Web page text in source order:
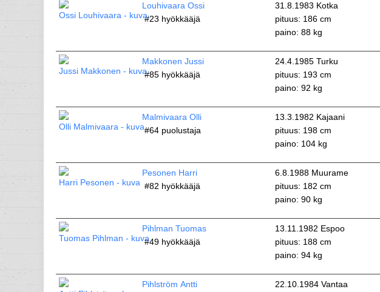
Louhivaara Ossi
#23 hyökkääjä
31.8.1983 Kotka
pituus: 186 cm
paino: 88 kg
Makkonen Jussi
#85hyökkääjä
24.4.1985 Turku
pituus: 193 cm
paino: 92 kg
Malmivaara Olli
#64puolustaja
13.3.1982 Kajaani
pituus: 198 cm
paino: 104 kg
Pesonen Harri
#82 hyökkääjä
6.8.1988 Muurame
pituus: 182 cm
paino: 90 kg
Pihlman Tuomas
#49hyökkääjä
13.11.1982 Espoo
pituus: 188 cm
paino: 94 kg
Pihlström Antti
22.10.1984 Vantaa